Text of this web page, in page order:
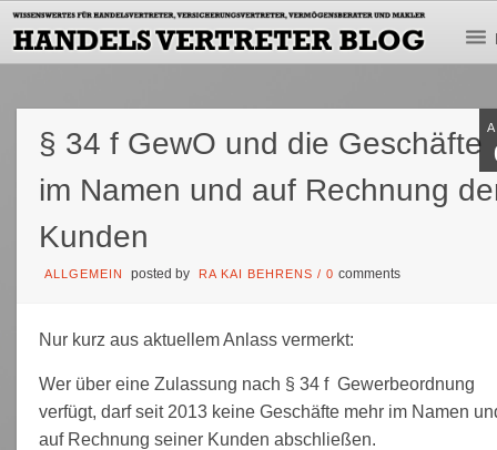
§ 34 f GewO und die Geschäfte
im Namen und auf Rechnung
Kunden
ALLGEMEIN posted by RA KAI BEHRENS /0comments
Nur kurz aus aktuellem Anlass vermerkt:
Wer über eine Zulassung nach § 34 f Gewerbeordnung
verfügt, darf seit 2013 keine Geschäfte mehr im Namen
auf Rechnung seiner Kunden abschließen.